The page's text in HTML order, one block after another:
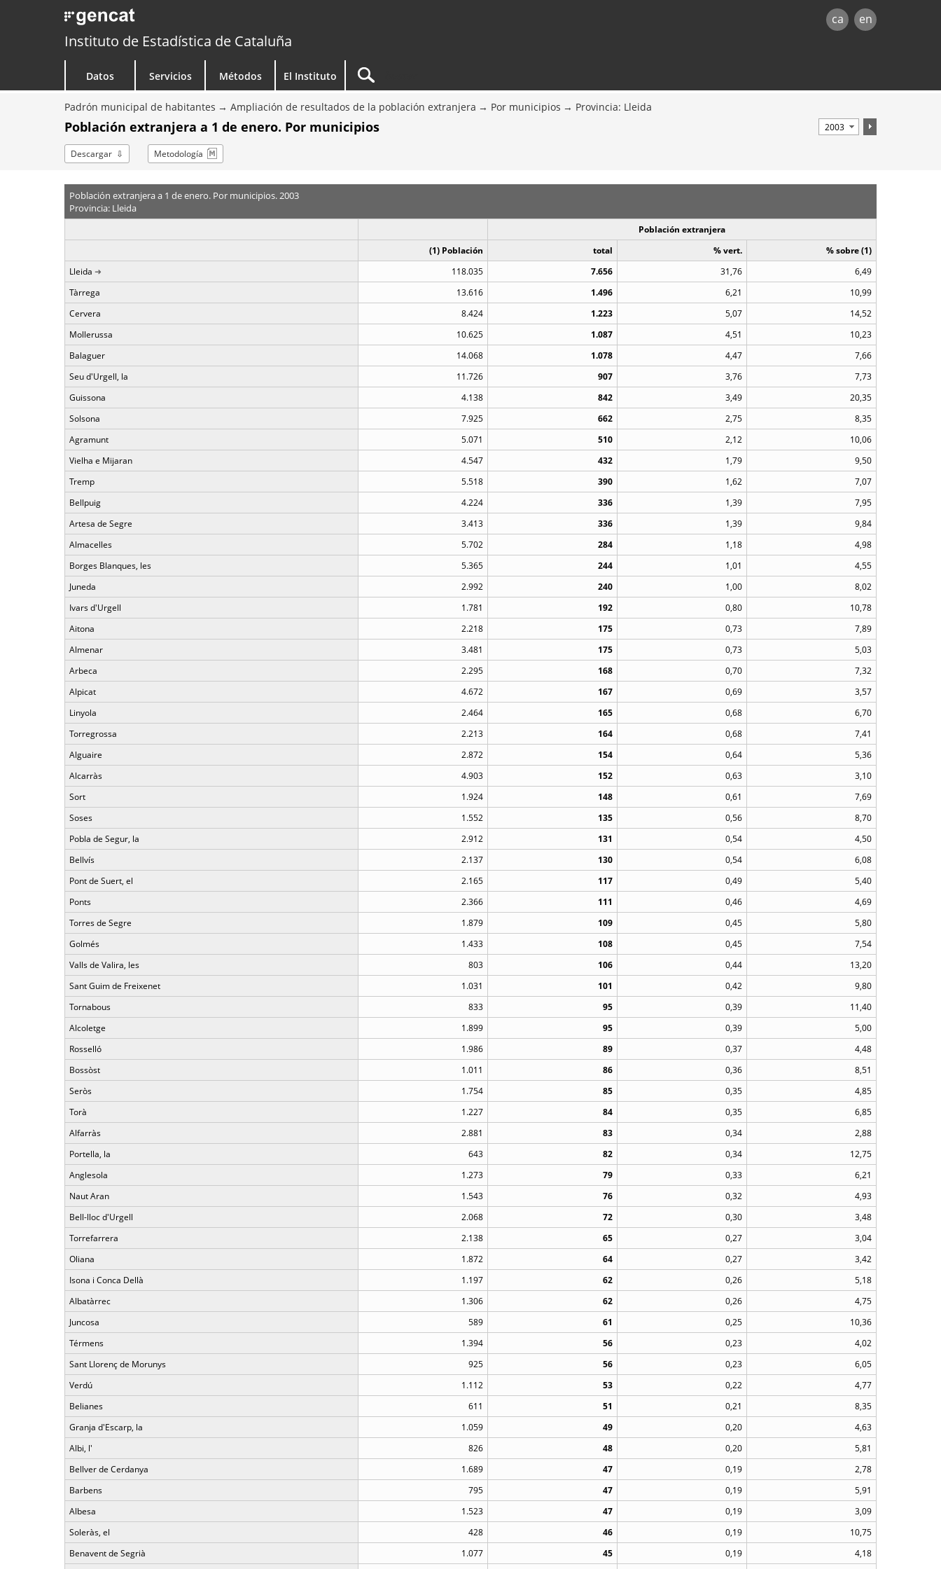
ca en
Instituto de Estadística de Cataluña
Datos Servicios Métodos El Instituto
Padrón municipal de habitantes Ampliación de resultados de la población extranjera Por municipios Provincia: Lleida
Población extranjera a 1 de enero. Por municipios
Descargar Metodología
Población extranjera a 1 de enero. Por municipios. 2003
Provincia: Lleida
Población extranjera
(1) Población
total % vert.
% sobre (1)
Lleida
118.035 7.656 31,76
6,49
Tàrrega
13.616 1.496 6,21
10,99
Cervera
8.424 1.223 5,07
14,52
Mollerussa
10.625 1.087 4,51
10,23
Balaguer
14.068 1.078 4,47
7,66
Seu d'Urgell, la
11.726 907 3,76
7,73
Guissona
4.138 842 3,49
20,35
Solsona
7.925 662 2,75
8,35
Agramunt
5.071 510 2,12
10,06
Vielha e Mijaran
4.547 432 1,79
9,50
Tremp
5.518 390 1,62
7,07
Bellpuig
4.224 336 1,39
7,95
Artesa de Segre
3.413 336 1,39
9,84
Almacelles
5.702 284 1,18
4,98
Borges Blanques, les
5.365 244 1,01
4,55
Juneda
2.992 240 1,00
8,02
Ivars d'Urgell
1.781 192 0,80
10,78
Aitona
2.218 175 0,73
7,89
Almenar
3.481 175 0,73
5,03
Arbeca
2.295 168 0,70
7,32
Alpicat
4.672 167 0,69
3,57
Linyola
2.464 165 0,68
6,70
Torregrossa
2.213 164 0,68
7,41
Alguaire
2.872 154 0,64
5,36
Alcarràs
4.903 152 0,63
3,10
Sort
1.924 148 0,61
7,69
Soses
1.552 135 0,56
8,70
Pobla de Segur, la
2.912 131 0,54
4,50
Bellvís
2.137 130 0,54
6,08
Pont de Suert, el
2.165 117 0,49
5,40
Ponts
2.366 111 0,46
4,69
Torres de Segre
1.879 109 0,45
5,80
Golmés
1.433 108 0,45
7,54
Valls de Valira, les
803 106 0,44
13,20
Sant Guim de Freixenet
1.031 101 0,42
9,80
Tornabous
833 95 0,39
11,40
Alcoletge
1.899 95 0,39
5,00
Rosselló
1.986 89 0,37
4,48
Bossòst
1.011 86 0,36
8,51
Seròs
1.754 85 0,35
4,85
Torà
1.227 84 0,35
6,85
Alfarràs
2.881 83 0,34
2,88
Portella, la
643 82 0,34
12,75
Anglesola
1.273 79 0,33
6,21
Naut Aran
1.543 76 0,32
4,93
Bell-lloc d'Urgell
2.068 72 0,30
3,48
Torrefarrera
2.138 65 0,27
3,04
Oliana
1.872 64 0,27
3,42
Isona i Conca Dellà
1.197 62 0,26
5,18
Albatàrrec
1.306 62 0,26
4,75
Juncosa
589 61 0,25
10,36
Térmens
1.394 56 0,23
4,02
Sant Llorenç de Morunys
925 56 0,23
6,05
Verdú
1.112 53 0,22
4,77
Belianes
611 51 0,21
8,35
Granja d'Escarp, la
1.059 49 0,20
4,63
Albi, l'
826 48 0,20
5,81
Bellver de Cerdanya
1.689 47 0,19
2,78
Barbens
795 47 0,19
5,91
Albesa
1.523 47 0,19
3,09
Soleràs, el
428 46 0,19
10,75
Benavent de Segrià
1.077 45 0,19
4,18